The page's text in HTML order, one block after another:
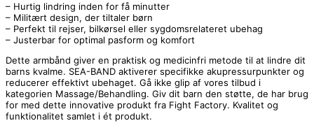
– Hurtig lindring inden for få minutter
– Militært design, der tiltaler børn
– Perfekt til rejser, bilkørsel eller sygdomsrelateret ubehag
– Justerbar for optimal pasform og komfort
Dette armbånd giver en praktisk og medicinfri metode til at lindre dit
barns kvalme. SEA-BAND aktiverer specifikke akupressurpunkter og
reducerer effektivt ubehaget. Gå ikke glip af vores tilbud i
kategorien Massage/Behandling. Giv dit barn den støtte, de har brug
for med dette innovative produkt fra Fight Factory. Kvalitet og
funktionalitet samlet i ét produkt.